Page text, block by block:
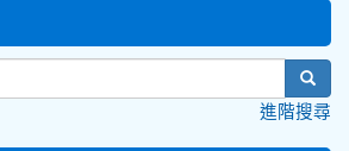
進階搜尋